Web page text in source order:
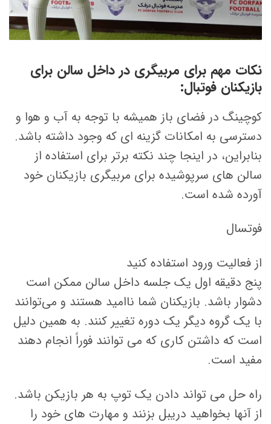
نکات مهم برای مربیگری در داخل سالن برای
بازیکنان فوتبال:
کوچینگ در فضای باز همیشه با توجه به آب و هوا و
دسترسی به امکانات گزینه ای که وجود داشته باشد.
بنابراین، در اینجا چند نکته برتر برای استفاده از
سالن های سرپوشیده برای مربیگری بازیکنان خود
آورده شده است.
فوتسال
از فعالیت ورود استفاده کنید
پنج دقیقه اول یک جلسه داخل سالن ممکن است
دشوار باشد. بازیکنان شما ناامید هستند و می‌توانند
با یک گروه دیگر یک دوره تغییر کنند. به همین دلیل
است که داشتن کاری که می توانند فوراً انجام دهند
مفید است.
راه حل می تواند دادن یک توپ به هر بازیکن باشد.
از آنها بخواهید دریبل بزنند و مهارت های خود را